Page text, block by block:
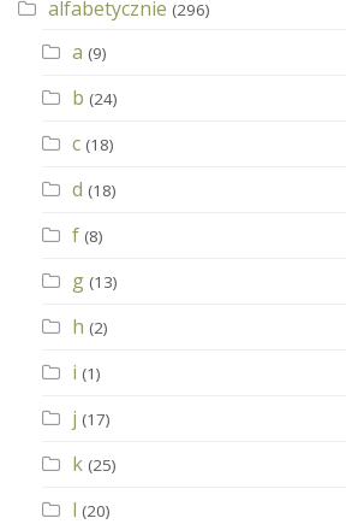
alfabetycznie (296)
a (9)
b (24)
c (18)
d (18)
f (8)
g (13)
h (2)
i (1)
j (17)
k (25)
l (20)